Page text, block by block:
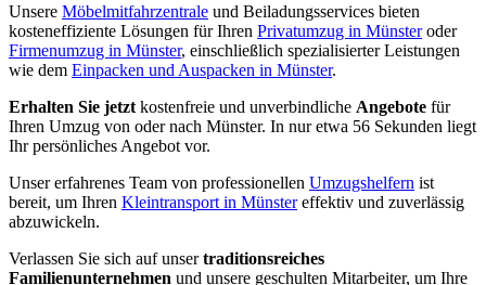
Unsere Möbelmitfahrzentrale und Beiladungsservices bieten
kosteneffiziente Lösungen für Ihren Privatumzug in Münsteroder
Firmenumzug in Münster, einschließlich spezialisierter Leistungen
wie dem Einpacken und Auspacken in Münster.
Erhalten Sie jetzt kostenfreie und unverbindliche Angebote für
Ihren Umzug von oder nach Münster. In nur etwa 56 Sekunden liegt
Ihr persönliches Angebot vor.
Unser erfahrenes Team von professionellen Umzugshelfern ist
bereit, um Ihren Kleintransport in Münstereffektiv und zuverlässig
abzuwickeln.
Verlassen Sie sich auf unsertraditionsreiches
Familienunternehmen und unsere geschulten Mitarbeiter, um Ihre